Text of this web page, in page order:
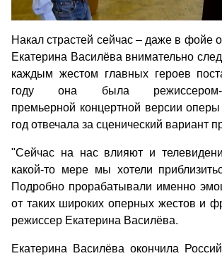
Накал страстей сейчас – даже в фойе
Екатерина Василёва внимательно
каждым жестом главных героев
году она была режиссером-
премьерной концертной версии оперы
год отвечала за сценический вариант
"Сейчас на нас влияют и
какой-то мере мы хотели
Подробно прорабатывали именно
от таких широких оперных жестов и
режиссер Екатерина Василёва.
Екатерина Василёва окончила